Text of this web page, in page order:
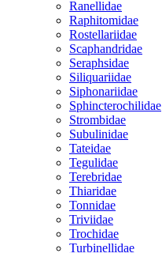
Ranellidae
Raphitomidae
Rostellariidae
Scaphandridae
Seraphsidae
Siliquariidae
Siphonariidae
Sphincterochilidae
Strombidae
Subulinidae
Tateidae
Tegulidae
Terebridae
Thiaridae
Tonnidae
Triviidae
Trochidae
Turbinellidae